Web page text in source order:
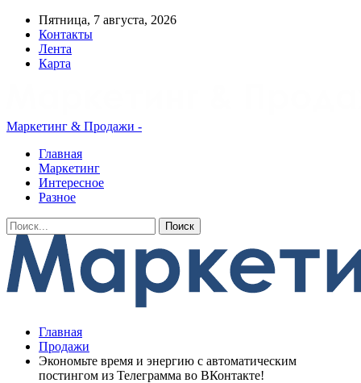
Пятница, 7 августа, 2026
Контакты
Лента
Карта
Маркетинг & Продажи -
Главная
Маркетинг
Интересное
Разное
Главная
Продажи
Экономьте время и энергию с автоматическим
постингом из Телеграмма во ВКонтакте!